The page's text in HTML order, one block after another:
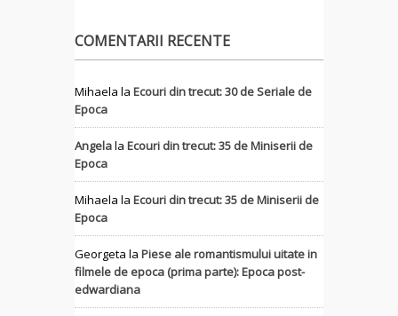
COMENTARII RECENTE
Mihaela la Ecouri din trecut: 30 de Seriale de
Epoca
Angelala Ecouri din trecut: 35 de Miniserii de
Epoca
Mihaela la Ecouri din trecut: 35 de Miniserii de
Epoca
Georgeta la Piese ale romantismului uitate in
filmele de epoca (prima parte): Epoca post-
edwardiana